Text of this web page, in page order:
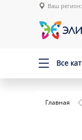
Ваш
Все
Главная